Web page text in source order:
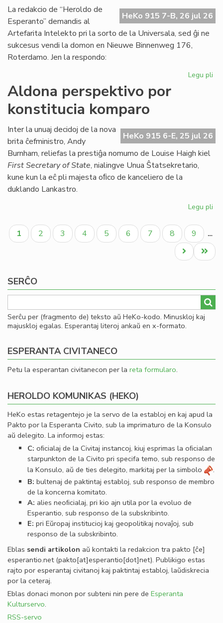
HeKo 915 7-B, 26 jul 26
La redakcio de “Heroldo de
Esperanto” demandis al
Artefarita Intelekto pri la sorto de la Universala, sed ĝi ne
sukcesus vendi la domon en Nieuwe Binnenweg 176,
Roterdamo. Jen la respondo:
Legu pli
de
Aldona perspektivo por
konstitucia komparo
HeKo 915 6-E, 25 jul 26
Inter la unuaj decidoj de la nova
brita ĉefministro, Andy
Burnham, reliefas la prestiĝa nomumo de Louise Haigh kiel
First Secretary of State, nialingve Unua Ŝtatsekretario,
kune kun la eĉ pli majesta oﬁco de kanceliero de la
duklando Lankastro.
Legu pli
Pagination
Aktuala
paĝo
1 Paĝo
2 Paĝo
3 Paĝo
4 Paĝo
5 Paĝo
6 Paĝo
7 Paĝo
8 Paĝo
9 …
Last
page
Next
page
SERĈO
Serĉu per (fragmento de) teksto aŭ HeKo-kodo. Minuskloj kaj
majuskloj egalas. Esperantaj literoj ankaŭ en x-formato.
ESPERANTA CIVITANECO
Petu la esperantan civitanecon per la reta formularo.
HEROLDO KOMUNIKAS (HEKO)
HeKo estas retagentejo je la servo de la establoj en kaj apud la
Pakto por la Esperanta Civito, sub la imprimaturo de la Konsulo
aŭ delegito. La informoj estas:
C: oﬁcialaj de la Civitaj instancoj, kiuj esprimas la oﬁcialan
starpunkton de la Civito pri specifa temo, sub responso de
la Konsulo, aŭ de ties delegito, markitaj per la simbolo
.
B: bultenaj de paktintaj establoj, sub responso de membro
de la koncerna komitato.
A: alies neoﬁcialaj, pri kio ajn utila por la evoluo de
Esperantio, sub responso de la subskribinto.
E: pri Eŭropaj institucioj kaj geopolitikaj novaĵoj, sub
responso de la subskribinto.
Eblas sendi artikolon aŭ kontakti la redakcion tra pakto [ĉe]
esperantio.net(pakto[at]esperantio[dot]net). Publikigo estas
rajto por esperantaj civitanoj kaj paktintaj establoj, laŭdiskrecia
por la ceteraj.
Eblas donaci monon por subteni nin pere de Esperanta
Kulturservo.
RSS-servo